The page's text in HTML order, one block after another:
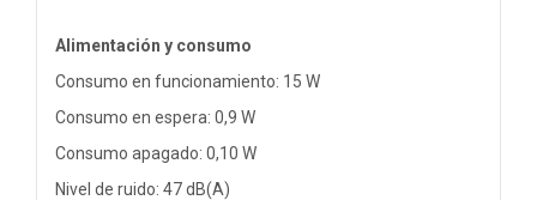
Alimentación y consumo
Consumo en funcionamiento: 15 W
Consumo en espera: 0,9 W
Consumo apagado: 0,10 W
Nivel de ruido: 47 dB(A)